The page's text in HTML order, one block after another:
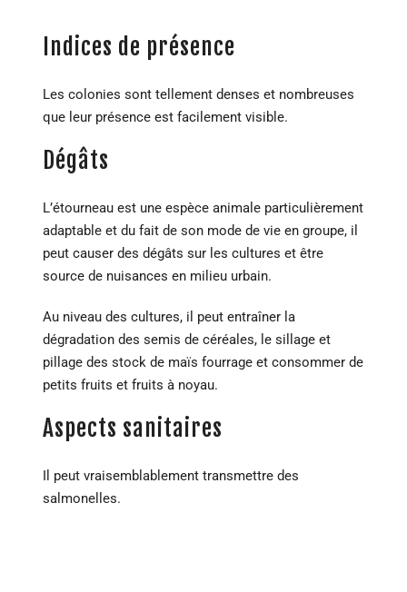
Indices de présence
Les colonies sont tellement denses et nombreuses
que leur présence est facilement visible.
Dégâts
L’étourneau est une espèce animale particulièrement
adaptable et du fait de son mode de vie en groupe, il
peut causer des dégâts sur les cultures et être
source de nuisances en milieu urbain.
Au niveau des cultures, il peut entraîner la
dégradation des semis de céréales, le sillage et
pillage des stock de maïs fourrage et consommer de
petits fruits et fruits à noyau.
Aspects sanitaires
Il peut vraisemblablement transmettre des
salmonelles.